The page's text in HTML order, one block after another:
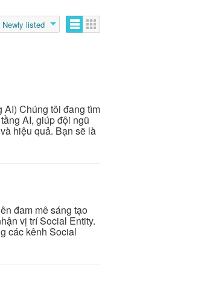
Newly listed
AI) Chúng tôi đang tìm
AI, giúp đội ngũ
hiệu quả. Bạn sẽ là
đam mê sáng tạo
vị trí Social Entity.
các kênh Social